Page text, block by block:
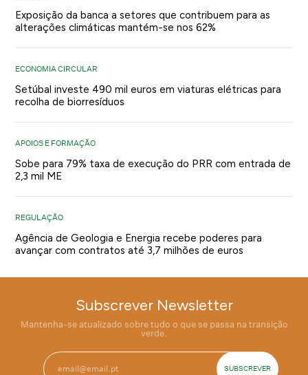
Exposição da banca a setores que contribuem para as
alterações climáticas mantém-se nos 62%
ECONOMIA CIRCULAR
Setúbal investe 490 mil euros em viaturas elétricas para
recolha de biorresíduos
APOIOS E FORMAÇÃO
Sobe para 79% taxa de execução do PRR com entrada de
2,3 mil ME
REGULAÇÃO
Agência de Geologia e Energia recebe poderes para
avançar com contratos até 3,7 milhões de euros
Subscrever Newsletter
Mantenha-se atualizado sobre tudo o que se passa na transição
verde.